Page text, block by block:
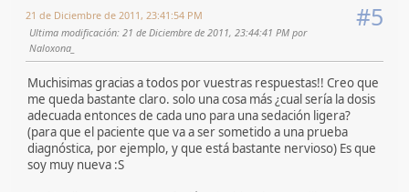
#5
21 de Diciembre de 2011, 23:41:54 PM
Ultima modificación: 21 de Diciembre de 2011, 23:44:41 PM por
Naloxona_
Muchisimas gracias a todos por vuestras respuestas!! Creo que
me queda bastante claro. solo una cosa más ¿cual sería la dosis
adecuada entonces de cada uno para una sedación ligera?
(para que el paciente que va a ser sometido a una prueba
diagnóstica, por ejemplo, y que está bastante nervioso) Es que
soy muy nueva :S